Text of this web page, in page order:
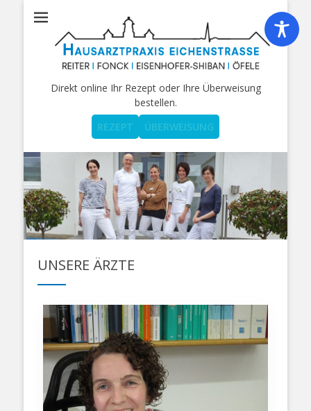
Hausarztpraxis
Eichenstrasse
Hausarztpraxis Eichenstrasse
Direkt online Ihr Rezept oder Ihre Überweisung
bestellen.
REZEPT
ÜBERWEISUNG
UNSERE ÄRZTE